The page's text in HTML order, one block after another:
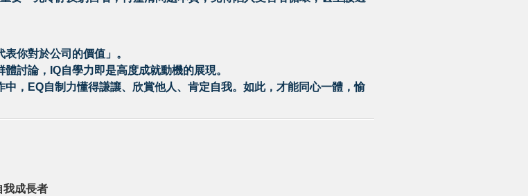
你對於公司的價值」。
討論，IQ自學力即是高度成就動機的展現。
，EQ自制力懂得謙讓、欣賞他人、肯定自我。如此，才能同心一體，愉
我成長者